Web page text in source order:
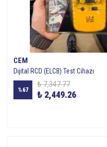
CEM
Dijital RCD (ELCB) Test Cihazı
%67
₺ 7,347.77
₺ 2,449.26